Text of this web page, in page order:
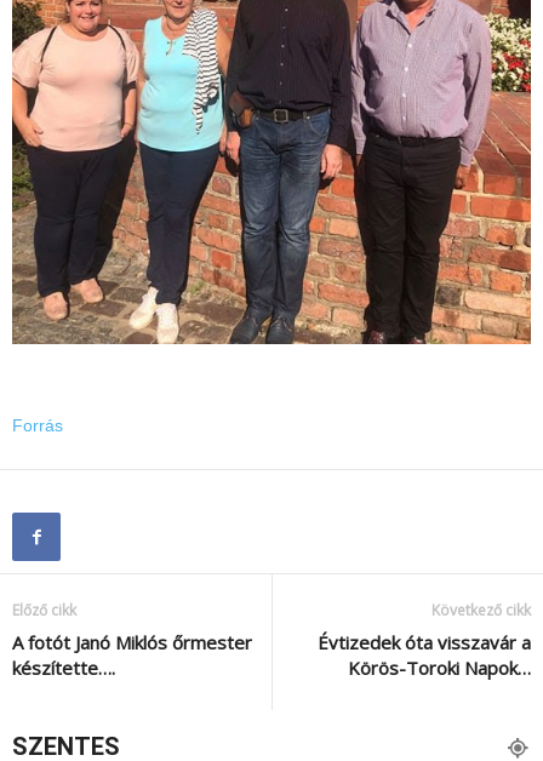
Forrás
Előző cikk
A fotót Janó Miklós őrmester
készítette….
Következő cikk
Évtizedek óta visszavár a
Körös-Toroki Napok…
SZENTES